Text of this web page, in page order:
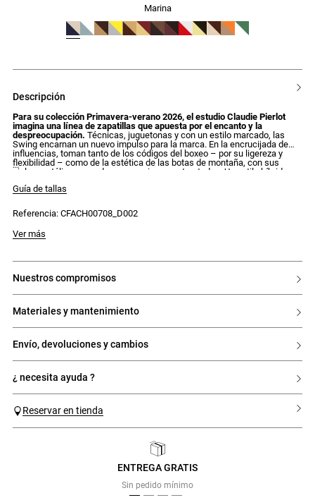
marina
descripción
Para su colección Primavera-verano 2026, el estudio Claudie Pierlot
imagina una línea de zapatillas que apuesta por el encanto y la
despreocupación. Técnicas, juguetonas y con un estilo marcado, las
Swing encarnan un nuevo impulso para la marca. En la encrucijada de
influencias, toman tanto de los códigos del boxeo – por su ligereza y
flexibilidad – como de la estética de las botas de montaña, con sus
ojales metálicos y cordones oversize y contrastados. Un estilo híbrido,
al azar – como su pieza caligrafiada y las iniciales CP en relieve en la
para reinventar lo cotidiano.
- Firma gráfica
- Cordones en contraste
Guía de tallas
Referencia: CFACH00708_D002
Ver más
nuestros compromisos
materiales y mantenimiento
envío, devoluciones y cambios
¿ necesita ayuda ?
Reservar en tienda
ENTREGA GRATIS
Sin pedido mínimo